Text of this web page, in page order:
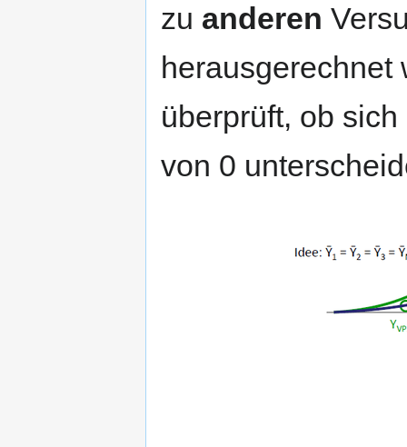
zu anderen
herausgerechnet
überprüft, ob
von 0